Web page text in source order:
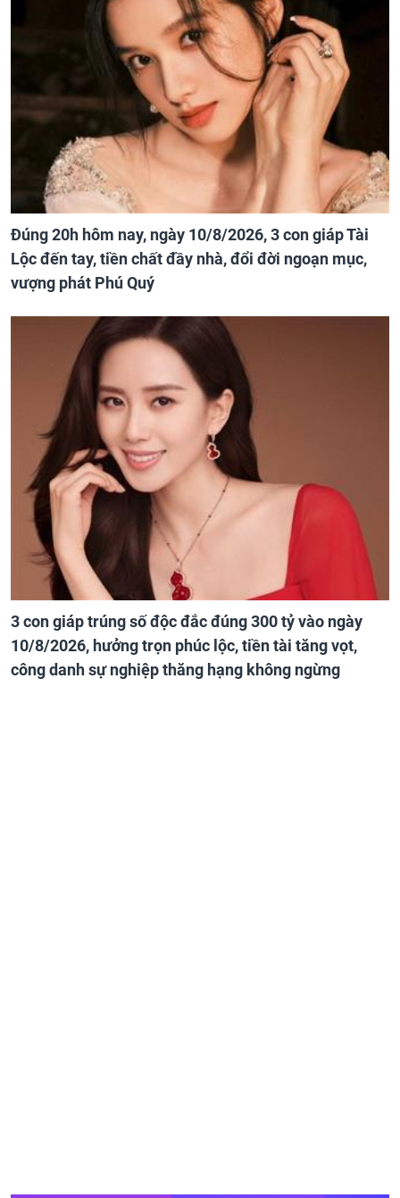
Đúng 20h hôm nay, ngày 10/8/2026, 3 con giáp Tài
Lộc đến tay, tiền chất đầy nhà, đổi đời ngoạn mục,
vượng phát Phú Quý
3 con giáp trúng số độc đắc đúng 300 tỷ vào ngày
10/8/2026, hưởng trọn phúc lộc, tiền tài tăng vọt,
công danh sự nghiệp thăng hạng không ngừng